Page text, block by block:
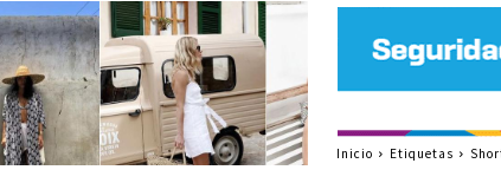
Inicio Etiquetas